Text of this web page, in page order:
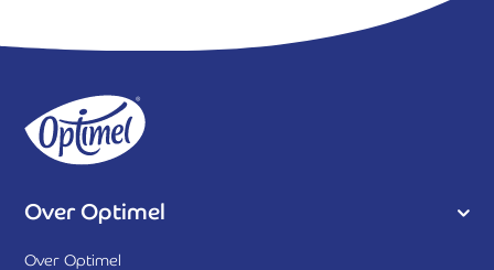
Over Optimel
Over Optimel